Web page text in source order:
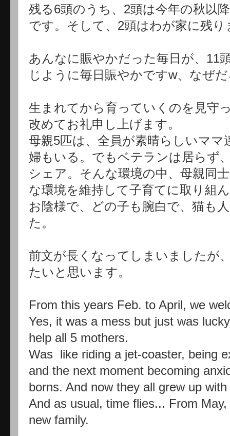
残る6頭のうち、2頭は今年の秋以
です。そして、2頭はわが家に残り
あんなに賑やかだった毎日が、
じように毎日賑やかですw、なぜ
生まれてから育っていくのを見守
改めてお礼申し上げます。
母親5匹は、全員が素晴らしいマ
婦もいる。でもベテランは居らず
シェア。そんな環境の中、母親同
な環境を維持して子育てに取り組
お陰様で、どの子も腕白で、猫も
た。
前文が長くなってしまいましたが
たいと思います。
From this years Feb. to April, we
Yes, it was a mess but just was
help all 5 mothers.
Was like riding a jet-coaster, being
and the next moment becoming
borns. And now they all grew up
And as usual, time flies... From
new family.